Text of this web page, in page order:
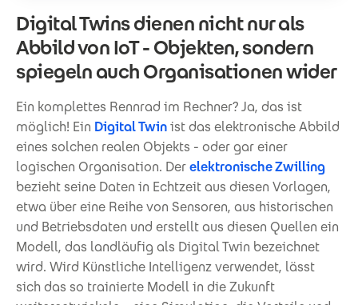
Digital Twins dienen nicht nur als
Abbild von IoT - Objekten, sondern
spiegeln auch Organisationen wider
Ein komplettes Rennrad im Rechner? Ja, das ist
möglich! Ein Digital Twinist das elektronische Abbild
eines solchen realen Objekts - oder gar einer
logischen Organisation. Derelektronische Zwilling
bezieht seine Daten in Echtzeit aus diesen Vorlagen,
etwa über eine Reihe von Sensoren, aus historischen
und Betriebsdaten und erstellt aus diesen Quellen ein
Modell, das landläufig als Digital Twin bezeichnet
wird. Wird Künstliche Intelligenz verwendet, lässt
sich das so trainierte Modell in die Zukunft